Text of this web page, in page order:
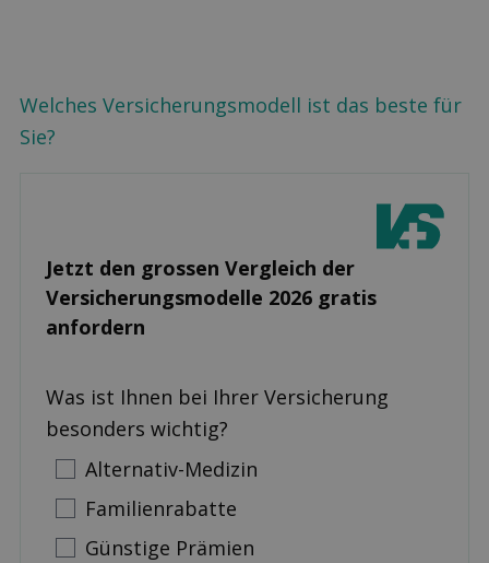
Welches Versicherungsmodell ist das beste für
Sie?
Jetzt den grossen Ver­gleich der
Versicherungs­modelle 2026 gratis
anfordern
Was ist Ihnen bei Ihrer Versicherung
besonders wichtig?
Alternativ-Medizin
Familienrabatte
Günstige Prämien